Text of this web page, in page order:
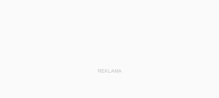
REKLAMA